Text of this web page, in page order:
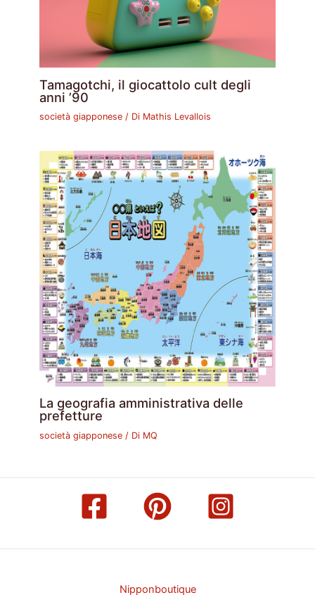
Tamagotchi, il giocattolo cult degli
anni ’90
società giapponese / Di Mathis Levallois
La geografia amministrativa delle
prefetture
società giapponese / Di MQ
Nipponboutique